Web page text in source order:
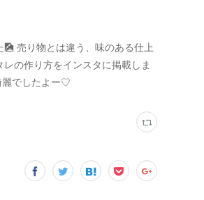
売り物とは違う、味のある仕上
の作り方をインスタに掲載しま
麗でしたよー♡